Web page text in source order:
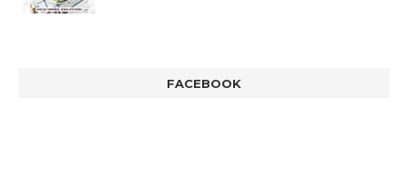
FACEBOOK